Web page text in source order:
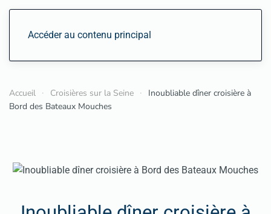
Accéder au contenu principal
Accueil Croisières sur la Seine
Inoubliable dîner croisière à
Bord des Bateaux Mouches